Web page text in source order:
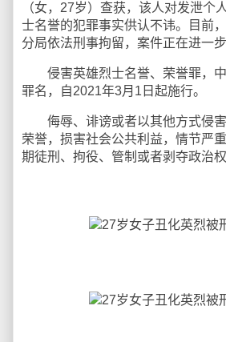
（女，27岁）查获，该人对发泄个
士名誉的犯罪事实供认不讳。目前
分局依法刑事拘留，案件正在进一步
侵害英雄烈士名誉、荣誉罪，中
罪名，自2021年3月1日起施行。
侮辱、诽谤或者以其他方式侵害
荣誉，损害社会公共利益，情节严
期徒刑、拘役、管制或者剥夺政治权